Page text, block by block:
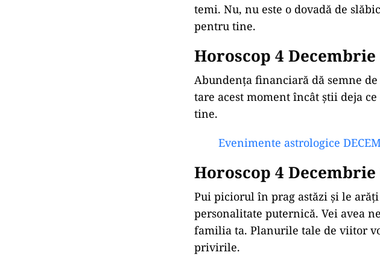
temi. Nu, nu este o dovadă de
pentru tine.
Horoscop 4 Decembrie
Abundența financiară dă semne
tare acest moment încât știi deja
tine.
Evenimente astrologice
Horoscop 4 Decembrie
Pui piciorul în prag astăzi și le
personalitate puternică. Vei avea
familia ta. Planurile tale de viitor
privirile.